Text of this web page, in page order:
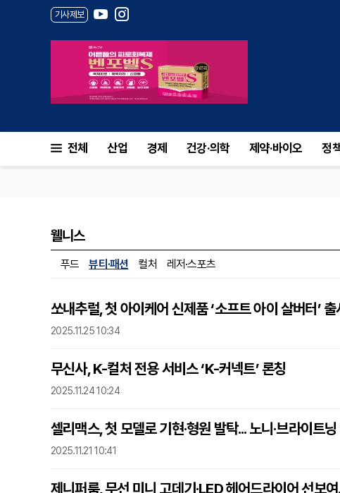
기사제보
전체 산업 경제 건강·의학 제약·바이오 정
웰니스
푸드 뷰티·패션 컬처 레저·스포츠
쏘내추럴, 첫 아이케어 신제품 ‘소프트 아이 살버터’ 출
2025.11.25 10:34
무신사, K-컬처 전용 서비스 ‘K-커넥트’ 론칭
2025.11.24 10:24
셀리맥스, 첫 모델로 기현·형원 발탁... 노니·브라이트
2025.11.21 10:41
제니퍼룸, 무선 미니 고데기·LED 헤어드라이어 선보